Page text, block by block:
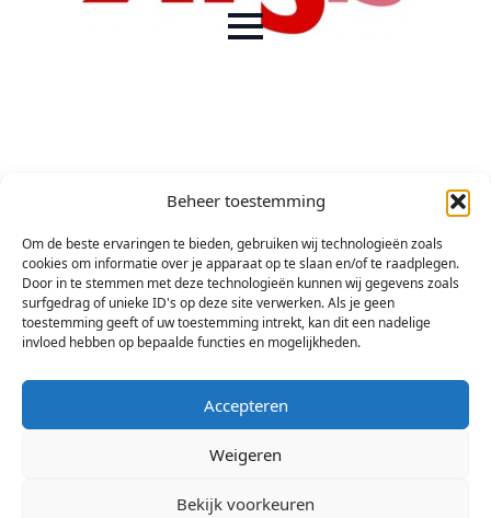
Beheer toestemming
Om de beste ervaringen te bieden, gebruiken wij technologieën zoals
cookies om informatie over je apparaat op te slaan en/of te raadplegen.
Door in te stemmen met deze technologieën kunnen wij gegevens zoals
surfgedrag of unieke ID's op deze site verwerken. Als je geen
toestemming geeft of uw toestemming intrekt, kan dit een nadelige
invloed hebben op bepaalde functies en mogelijkheden.
Accepteren
Weigeren
Bekijk voorkeuren